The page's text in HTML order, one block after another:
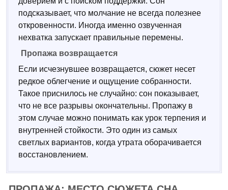
подсказывает, что молчание не всегда полезнее
откровенности. Иногда именно озвученная
нехватка запускает правильные перемены.
Пропажа возвращается
Если исчезнувшее возвращается, сюжет несет
редкое облегчение и ощущение собранности.
Такое приснилось не случайно: сон показывает,
что не все разрывы окончательны. Пропажу в
этом случае можно понимать как урок терпения и
внутренней стойкости. Это один из самых
светлых вариантов, когда утрата оборачивается
восстановлением.